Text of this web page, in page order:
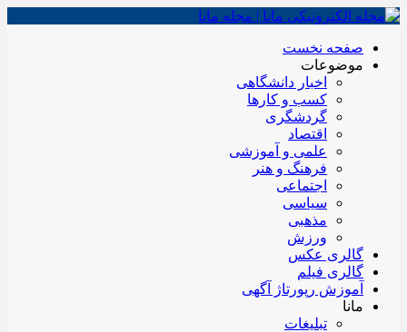
صفحه نخست
موضوعات
اخبار دانشگاهی
کسب و کارها
گردشگری
اقتصاد
علمی و آموزشی
فرهنگ و هنر
اجتماعی
سیاسی
مذهبی
ورزش
گالری عکس
گالری فیلم
آموزش رپورتاژ آگهی
مانا
تبلیغات